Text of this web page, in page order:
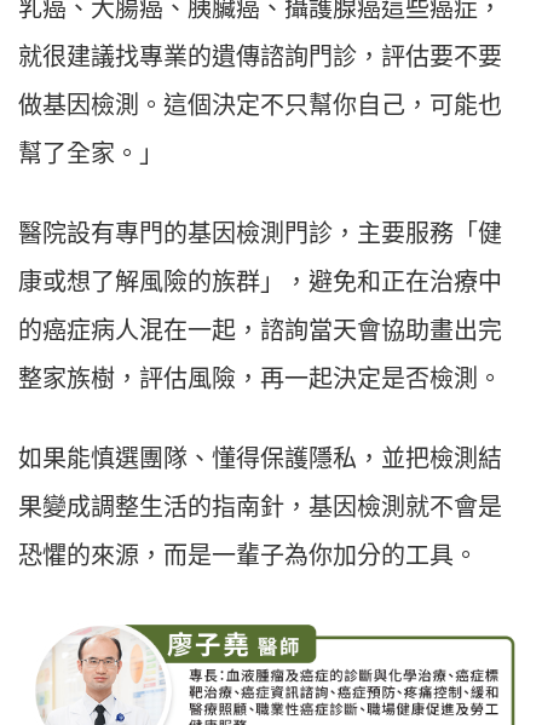
乳癌、大腸癌、胰臟癌、攝護腺癌這些癌症，
就很建議找專業的遺傳諮詢門診，評估要不要
做基因檢測。這個決定不只幫你自己，可能也
幫了全家。」
醫院設有專門的基因檢測門診，主要服務「健
康或想了解風險的族群」，避免和正在治療中
的癌症病人混在一起，諮詢當天會協助畫出完
整家族樹，評估風險，再一起決定是否檢測。
如果能慎選團隊、懂得保護隱私，並把檢測結
果變成調整生活的指南針，基因檢測就不會是
恐懼的來源，而是一輩子為你加分的工具。